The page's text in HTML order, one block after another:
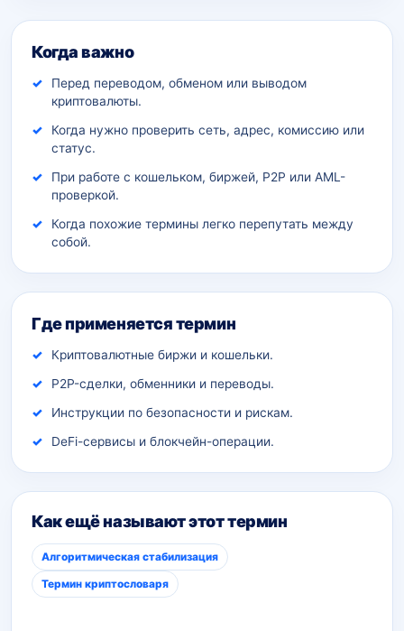
Дополнительный контекст
Когда важно
Перед переводом, обменом или выводом
криптовалюты.
Когда нужно проверить сеть, адрес, комиссию или
статус.
При работе с кошельком, биржей, P2P или AML-
проверкой.
Когда похожие термины легко перепутать между
собой.
Где применяется термин
Криптовалютные биржи и кошельки.
P2P-сделки, обменники и переводы.
Инструкции по безопасности и рискам.
DeFi-сервисы и блокчейн-операции.
Как ещё называют этот термин
Алгоритмическая стабилизация
Термин криптословаря